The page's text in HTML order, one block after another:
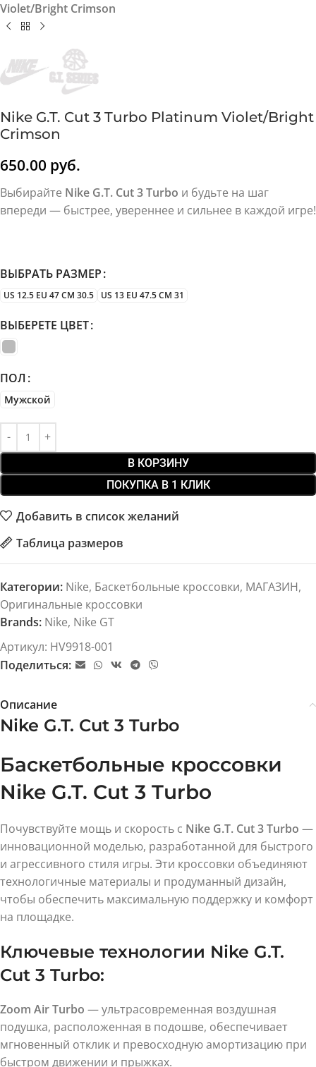
Violet/Bright Crimson
Nike G.T. Cut 3 Turbo Platinum Violet/Bright
Crimson
650.00 руб.
Выбирайте Nike G.T. Cut 3 Turbo и будьте на шаг
впереди — быстрее, увереннее и сильнее в каждой игре!
ВЫБРАТЬ РАЗМЕР
US 12.5 EU 47 CM 30.5 US 13 EU 47.5 CM 31
ВЫБЕРЕТЕ ЦВЕТ
ПОЛ
Мужской
В КОРЗИНУ
ПОКУПКА В 1 КЛИК
Добавить в список желаний
Таблица размеров
Категории: Nike, Баскетбольные кроссовки, МАГАЗИН,
Оригинальные кроссовки
Brands: Nike, Nike GT
Артикул: HV9918-001
Поделиться:
Описание
Nike G.T. Cut 3 Turbo
Баскетбольные кроссовки
Nike G.T. Cut 3 Turbo
Почувствуйте мощь и скорость с Nike G.T. Cut 3 Turbo —
инновационной моделью, разработанной для быстрого
и агрессивного стиля игры. Эти кроссовки объединяют
технологичные материалы и продуманный дизайн,
чтобы обеспечить максимальную поддержку и комфорт
на площадке.
Ключевые технологии Nike G.T.
Cut 3 Turbo:
Zoom Air Turbo — ультрасовременная воздушная
подушка, расположенная в подошве, обеспечивает
мгновенный отклик и превосходную амортизацию при
быстром движении и прыжках.